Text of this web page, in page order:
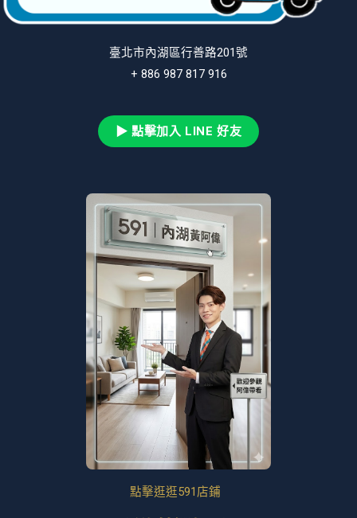
臺北市內湖區行善路201號
+ 886 987 817 916
▶ 點擊加入 LINE 好友
點擊逛逛591店鋪